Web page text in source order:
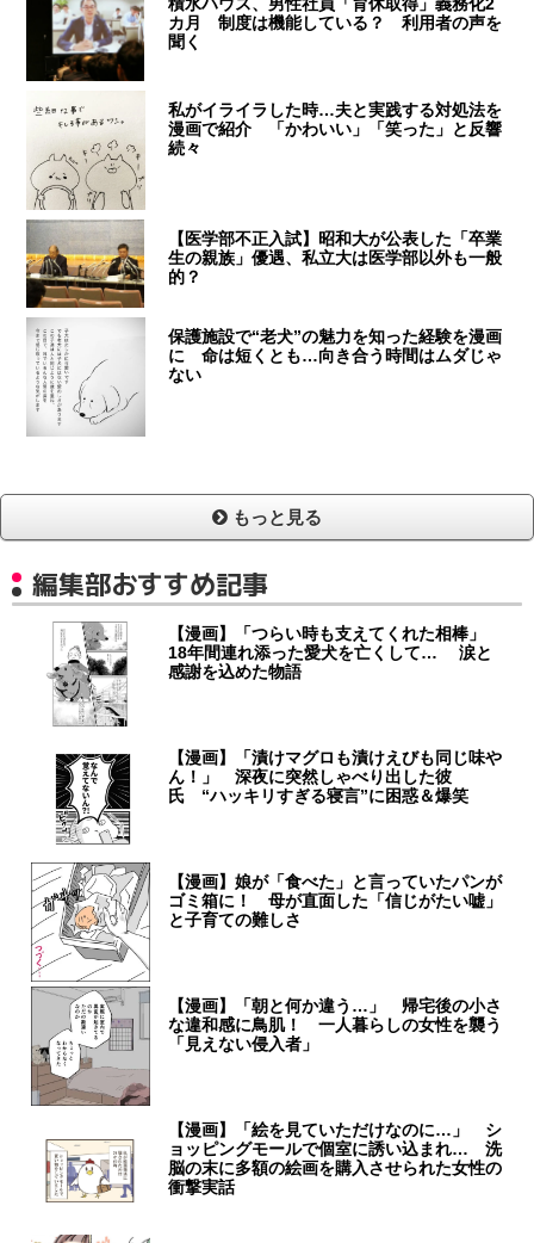
カ月 制度は機能している？ 利用者の声を
聞く
私がイライラした時…夫と実践する対処法を
漫画で紹介 「かわいい」「笑った」と反響
続々
【医学部不正入試】昭和大が公表した「卒業
生の親族」優遇、私立大は医学部以外も一般
的？
保護施設で“老犬”の魅力を知った経験を漫画
に 命は短くとも…向き合う時間はムダじゃ
ない
もっと見る
編集部おすすめ記事
【漫画】「つらい時も支えてくれた相棒」
18年間連れ添った愛犬を亡くして… 涙と
感謝を込めた物語
【漫画】「漬けマグロも漬けえびも同じ味や
ん！」 深夜に突然しゃべり出した彼
氏 “ハッキリすぎる寝言”に困惑＆爆笑
【漫画】娘が「食べた」と言っていたパンが
ゴミ箱に！ 母が直面した「信じがたい嘘」
と子育ての難しさ
【漫画】「朝と何か違う…」 帰宅後の小さ
な違和感に鳥肌！ 一人暮らしの女性を襲う
「見えない侵入者」
【漫画】「絵を見ていただけなのに…」 シ
ョッピングモールで個室に誘い込まれ… 洗
脳の末に多額の絵画を購入させられた女性の
衝撃実話